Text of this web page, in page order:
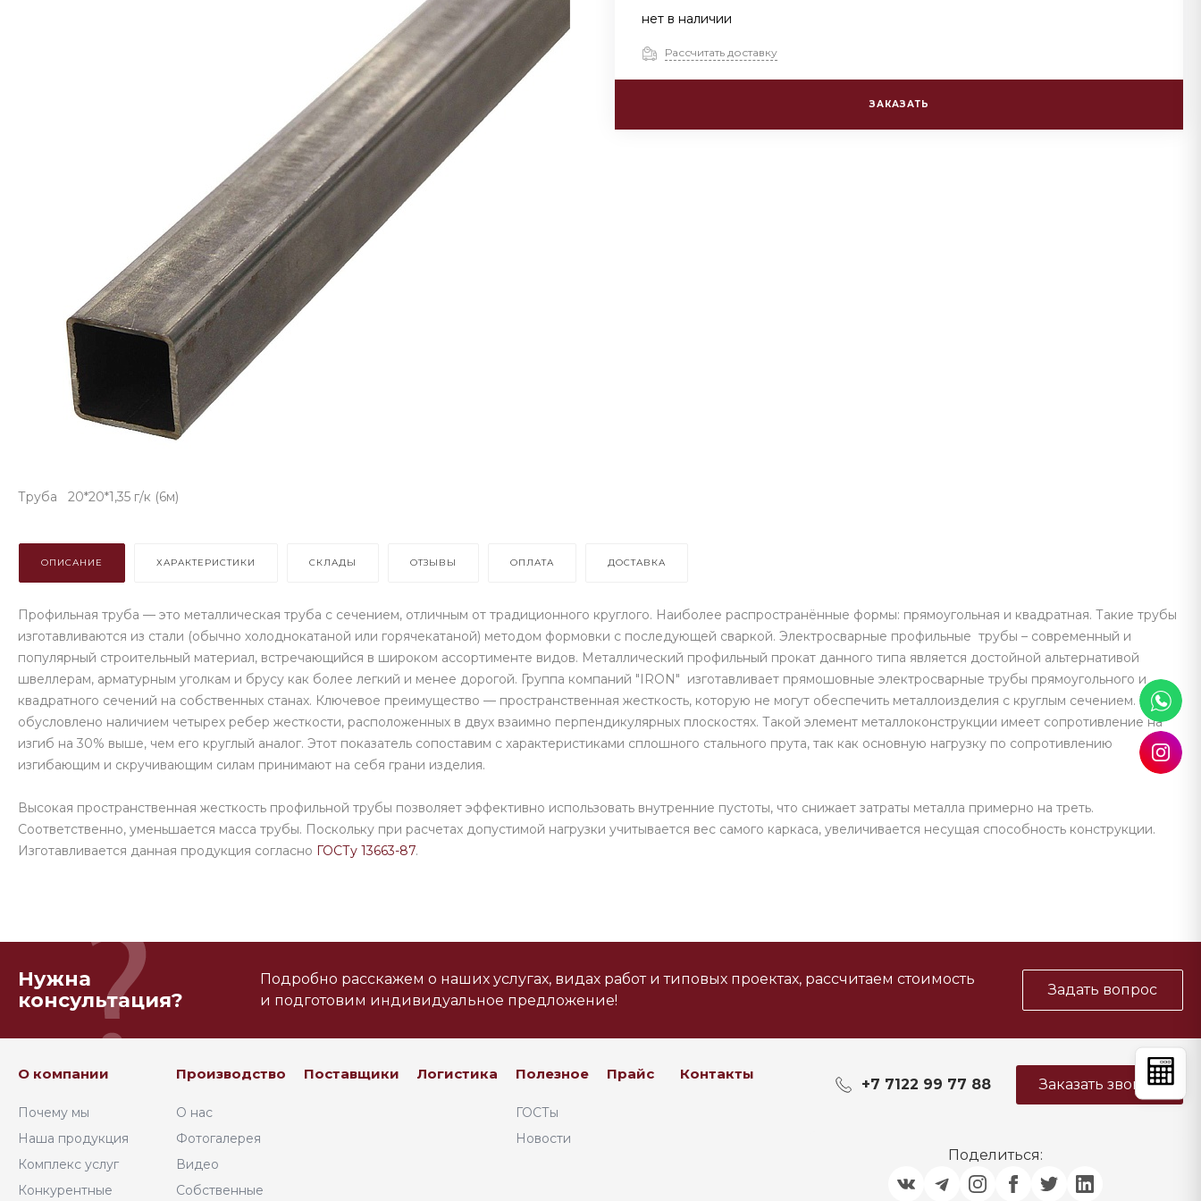
Труба 20*20*1,35 г/к (6м)
нет в наличии
Рассчитать доставку
ЗАКАЗАТЬ
ОПИСАНИЕ ХАРАКТЕРИСТИКИ СКЛАДЫ ОТЗЫВЫ ОПЛАТА ДОСТАВКА
Профильная труба — это металлическая труба с сечением, отличным от традиционного круглого. Наиболее распространённые формы: прямоугольная и квадратная. Такие трубы
изготавливаются из стали (обычно холоднокатаной или горячекатаной) методом формовки с последующей сваркой. Электросварные профильные трубы – современный и
популярный строительный материал, встречающийся в широком ассортименте видов. Металлический профильный прокат данного типа является достойной альтернативой
швеллерам, арматурным уголкам и брусу как более легкий и менее дорогой. Группа компаний "IRON" изготавливает прямошовные электросварные трубы прямоугольного и
квадратного сечений на собственных станах. Ключевое преимущество — пространственная жесткость, которую не могут обеспечить металлоизделия с круглым сечением. Это
обусловлено наличием четырех ребер жесткости, расположенных в двух взаимно перпендикулярных плоскостях. Такой элемент металлоконструкции имеет сопротивление на
изгиб на 30% выше, чем его круглый аналог. Этот показатель сопоставим с характеристиками сплошного стального прута, так как основную нагрузку по сопротивлению
изгибающим и скручивающим силам принимают на себя грани изделия.
Высокая пространственная жесткость профильной трубы позволяет эффективно использовать внутренние пустоты, что снижает затраты металла примерно на треть.
Соответственно, уменьшается масса трубы. Поскольку при расчетах допустимой нагрузки учитывается вес самого каркаса, увеличивается несущая способность конструкции.
Изготавливается данная продукция согласно ГОСТу 13663-87.
Нужна
консультация?
Подробно расскажем о наших услугах, видах работ и типовых проектах, рассчитаем стоимость
и подготовим индивидуальное предложение!
Задать вопрос
О компании
Почему мы
Наша продукция
Комплекс услуг
Конкурентные
Производство
О нас
Фотогалерея
Видео
Собственные
Поставщики Логистика Полезное
ГОСТы
Новости
Прайс Контакты
+7 7122 99 77 88 Заказать звонок
Поделиться: